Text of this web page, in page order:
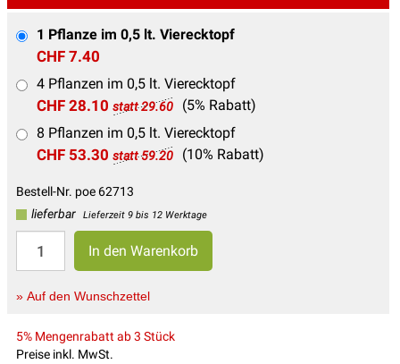
1 Pflanze im 0,5 lt. Vierecktopf
CHF 7.40
4 Pflanzen im 0,5 lt. Vierecktopf
CHF 28.10 statt 29.60
(5% Rabatt)
8 Pflanzen im 0,5 lt. Vierecktopf
CHF 53.30 statt 59.20 (10% Rabatt)
Bestell-Nr. poe 62713
lieferbar
Lieferzeit 9 bis 12 Werktage
» Auf den Wunschzettel
5% Mengenrabatt ab 3 Stück
Preise inkl. MwSt.